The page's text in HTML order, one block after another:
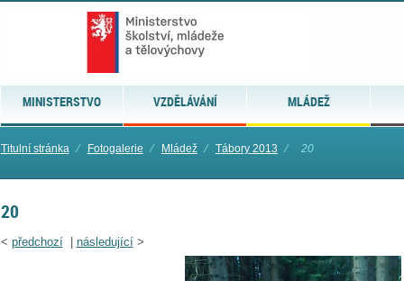
MINISTERSTVO VZDĚLÁVÁNÍ MLÁDEŽ
Titulní stránka ⁄ Fotogalerie ⁄ Mládež ⁄ Tábory 2013 ⁄ 20
20
< předchozí| následující>